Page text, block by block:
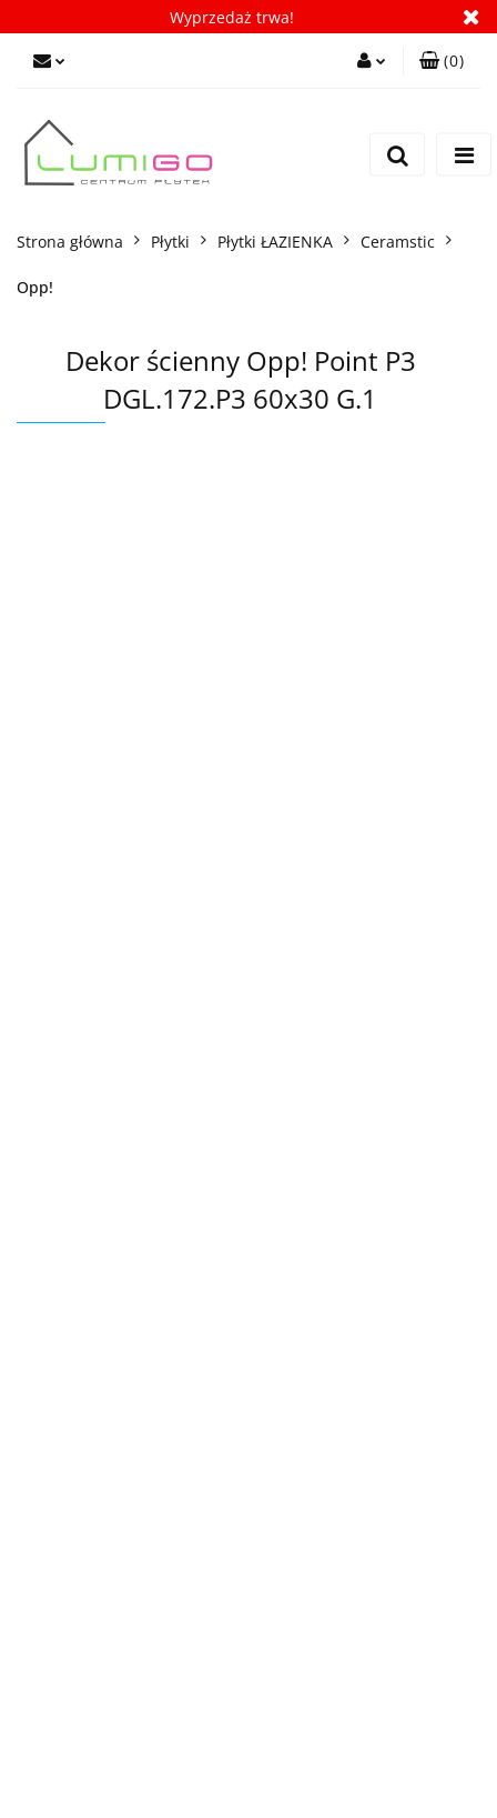
Wyprzedaż trwa!
(0)
Strona główna Płytki Płytki ŁAZIENKA Ceramstic
Opp!
Dekor ścienny Opp! Point P3
DGL.172.P3 60x30 G.1